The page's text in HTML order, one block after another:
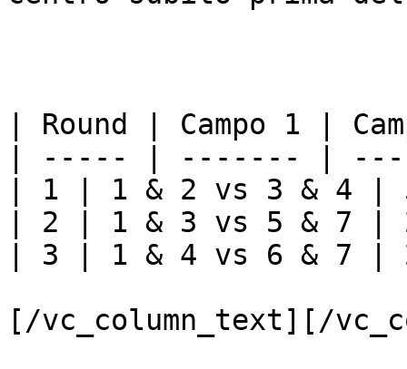
| Round | Campo 1 |
| ----- | ------- |
| 1 | 1 & 2 vs 3 & 4 |
| 2 | 1 & 3 vs 5 & 7 |
| 3 | 1 & 4 vs 6 & 7 |
[/vc_column_text][/